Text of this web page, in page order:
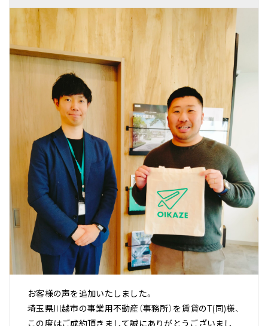
お客様の声を追加いたしました。
埼玉県川越市の事業用不動産（事務所）を賃貸のT(同)様、
この度はご成約頂きまして誠にありがとうございまし